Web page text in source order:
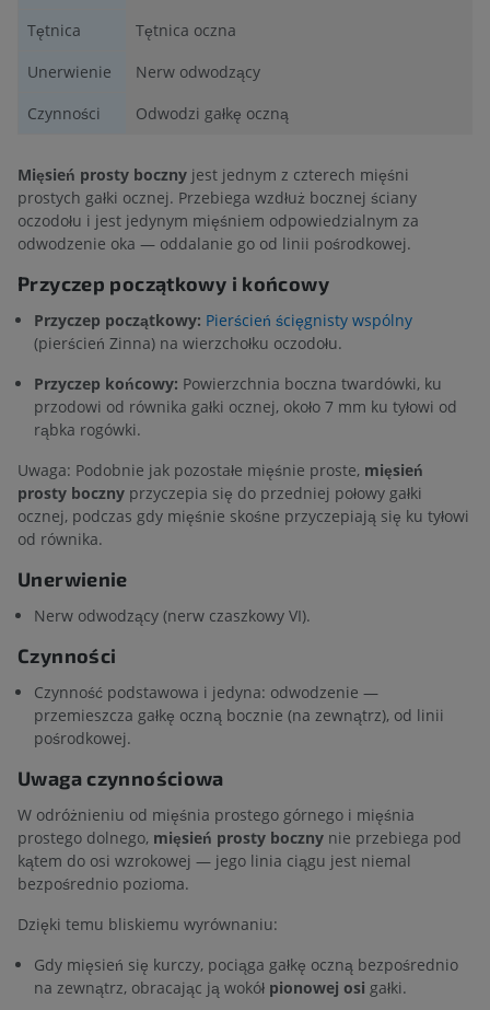
Tętnica
Tętnica oczna
Unerwienie
Nerw odwodzący
Czynności
Odwodzi gałkę oczną
Mięsień prosty boczny jest jednym z czterech mięśni
prostych gałki ocznej. Przebiega wzdłuż bocznej ściany
oczodołu i jest jedynym mięśniem odpowiedzialnym za
odwodzenie oka — oddalanie go od linii pośrodkowej.
Przyczep początkowy i końcowy
Przyczep początkowy: Pierścień ścięgnisty wspólny
(pierścień Zinna) na wierzchołku oczodołu.
Przyczep końcowy: Powierzchnia boczna twardówki, ku
przodowi od równika gałki ocznej, około 7 mm ku tyłowi od
rąbka rogówki.
Uwaga: Podobnie jak pozostałe mięśnie proste, mięsień
prosty boczny przyczepia się do przedniej połowy gałki
ocznej, podczas gdy mięśnie skośne przyczepiają się ku tyłowi
od równika.
Unerwienie
Nerw odwodzący (nerw czaszkowy VI).
Czynności
Czynność podstawowa i jedyna: odwodzenie —
przemieszcza gałkę oczną bocznie (na zewnątrz), od linii
pośrodkowej.
Uwaga czynnościowa
W odróżnieniu od mięśnia prostego górnego i mięśnia
prostego dolnego, mięsień prosty boczny nie przebiega pod
kątem do osi wzrokowej — jego linia ciągu jest niemal
bezpośrednio pozioma.
Dzięki temu bliskiemu wyrównaniu:
Gdy mięsień się kurczy, pociąga gałkę oczną bezpośrednio
na zewnątrz, obracając ją wokół pionowej osi gałki.